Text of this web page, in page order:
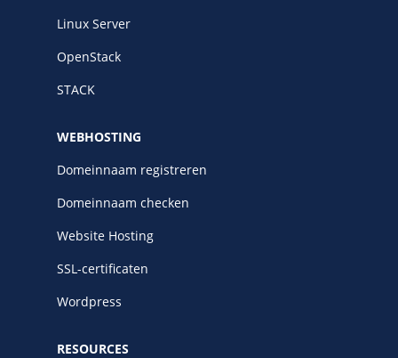
Linux Server
OpenStack
STACK
WEBHOSTING
Domeinnaam registreren
Domeinnaam checken
Website Hosting
SSL-certificaten
Wordpress
RESOURCES